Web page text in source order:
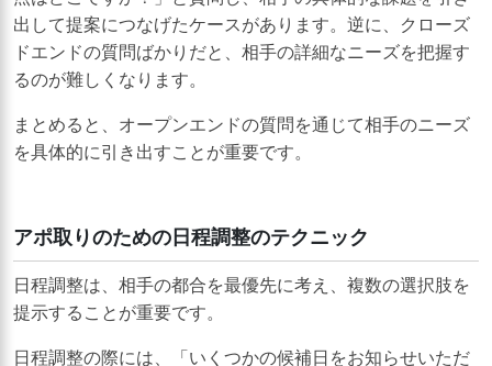
出して提案につなげたケースがあります。逆に、クローズ
ドエンドの質問ばかりだと、相手の詳細なニーズを把握す
るのが難しくなります。
まとめると、オープンエンドの質問を通じて相手のニーズ
を具体的に引き出すことが重要です。
アポ取りのための日程調整のテクニック
日程調整は、相手の都合を最優先に考え、複数の選択肢を
提示することが重要です。
日程調整の際には、「いくつかの候補日をお知らせいただ